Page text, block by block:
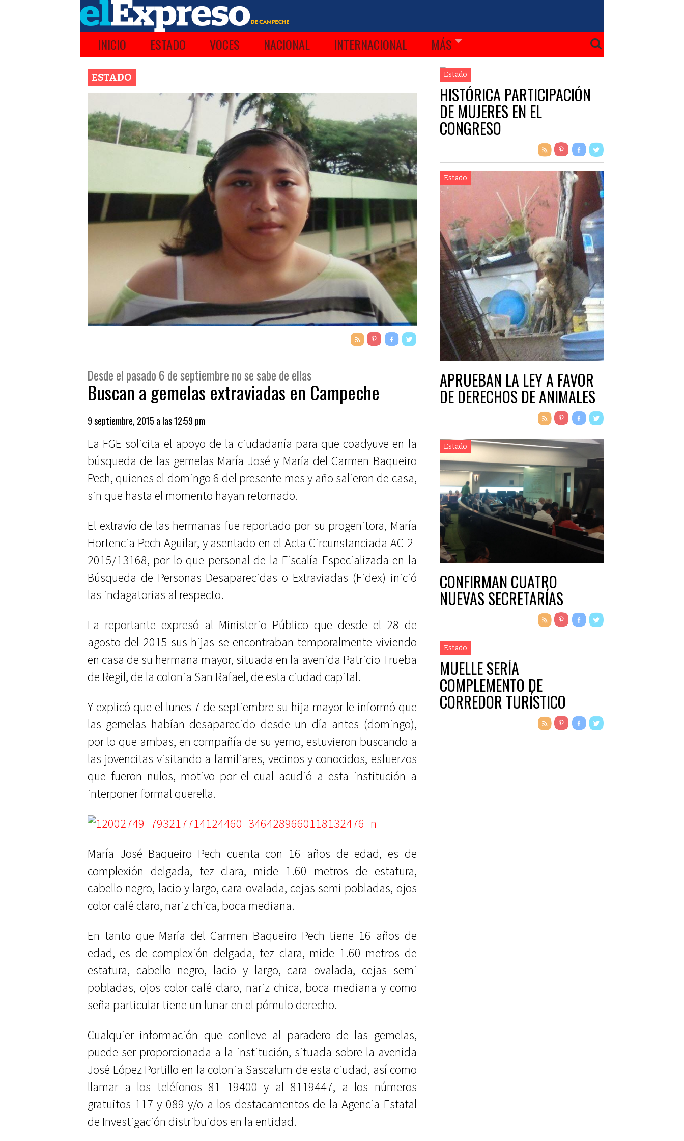
INICIO ESTADO VOCES NACIONAL INTERNACIONAL MÁS
ESTADO
Desde el pasado 6 de septiembre no se sabe de ellas
Buscan a gemelas extraviadas en Campeche
9 septiembre, 2015 a las 12:59 pm
La FGE solicita el apoyo de la ciudadanía para que coadyuve en la
búsqueda de las gemelas María José y María del Carmen Baqueiro
Pech, quienes el domingo 6 del presente mes y año salieron de casa,
sin que hasta el momento hayan retornado.
El extravío de las hermanas fue reportado por su progenitora, María
Hortencia Pech Aguilar, y asentado en el Acta Circunstanciada AC-2-
2015/13168, por lo que personal de la Fiscalía Especializada en la
Búsqueda de Personas Desaparecidas o Extraviadas (Fidex) inició
las indagatorias al respecto.
La reportante expresó al Ministerio Público que desde el 28 de
agosto del 2015 sus hijas se encontraban temporalmente viviendo
en casa de su hermana mayor, situada en la avenida Patricio Trueba
de Regil, de la colonia San Rafael, de esta ciudad capital.
Y explicó que el lunes 7 de septiembre su hija mayor le informó que
las gemelas habían desaparecido desde un día antes (domingo),
por lo que ambas, en compañía de su yerno, estuvieron buscando a
las jovencitas visitando a familiares, vecinos y conocidos, esfuerzos
que fueron nulos, motivo por el cual acudió a esta institución a
interponer formal querella.
María José Baqueiro Pech cuenta con 16 años de edad, es de
complexión delgada, tez clara, mide 1.60 metros de estatura,
cabello negro, lacio y largo, cara ovalada, cejas semi pobladas, ojos
color café claro, nariz chica, boca mediana.
En tanto que María del Carmen Baqueiro Pech tiene 16 años de
edad, es de complexión delgada, tez clara, mide 1.60 metros de
estatura, cabello negro, lacio y largo, cara ovalada, cejas semi
pobladas, ojos color café claro, nariz chica, boca mediana y como
seña particular tiene un lunar en el pómulo derecho.
Cualquier información que conlleve al paradero de las gemelas,
puede ser proporcionada a la institución, situada sobre la avenida
José López Portillo en la colonia Sascalum de esta ciudad, así como
llamar a los teléfonos 81 19400 y al 8119447, a los números
gratuitos 117 y 089 y/o a los destacamentos de la Agencia Estatal
de Investigación distribuidos en la entidad.
Estado
HISTÓRICA PARTICIPACIÓN
DE MUJERES EN EL
CONGRESO
Estado
APRUEBAN LA LEY A FAVOR
DE DERECHOS DE ANIMALES
Estado
CONFIRMAN CUATRO
NUEVAS SECRETARÍAS
Estado
MUELLE SERÍA
COMPLEMENTO DE
CORREDOR TURÍSTICO